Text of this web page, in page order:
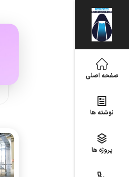
صفحه اصلی
نوشته ها
پروژه ها